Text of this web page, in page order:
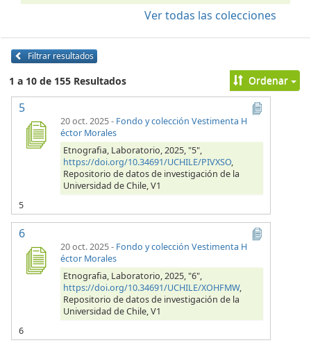
Ver todas las colecciones
Filtrar resultados
1 a 10 de 155 Resultados Ordenar
5
20 oct. 2025- Fondo y colección Vestimenta H
éctor Morales
Etnografia, Laboratorio, 2025, "5",
https://doi.org/10.34691/UCHILE/PIVXSO,
Repositorio de datos de investigación de la
Universidad de Chile, V1
5
6
20 oct. 2025- Fondo y colección Vestimenta H
éctor Morales
Etnografia, Laboratorio, 2025, "6",
https://doi.org/10.34691/UCHILE/XOHFMW,
Repositorio de datos de investigación de la
Universidad de Chile, V1
6